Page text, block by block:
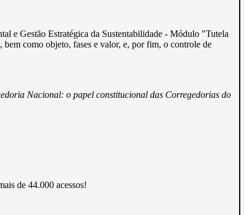
e Gestão Estratégica da Sustentabilidade - Módulo "Tutela
bem como objeto, fases e valor, e, por fim, o controle de
Nacional: o papel constitucional das Corregedorias do
de 44.000 acessos!